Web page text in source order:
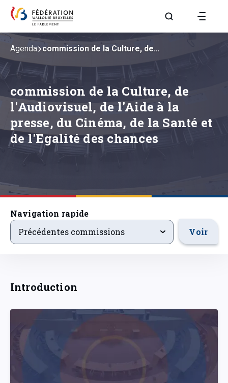
Aller à la page
commission de la Culture, de
l'Audiovisuel, de l'Aide à la
presse, du Cinéma, de la Santé et
de l'Egalité des chances
Agenda commission de la Culture, de…
Navigation rapide
precedentsevenements
Précédentes commissions Voir
Introduction